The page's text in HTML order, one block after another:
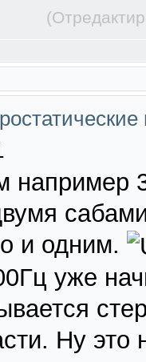
например
и одним.
уже
Ну это